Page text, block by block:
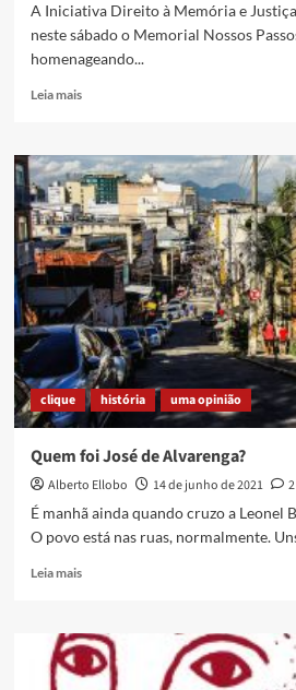
A Iniciativa Direito à Memória e
neste sábado o Memorial Nossos
homenageando...
Leia maisRead
Memorial
Nossos
Passos
Vêm
de
Longe
inaugurado
em
Caxias
nesse
sábado
clique história uma opinião
Quem foi José de Alvarenga?
Alberto Ellobo 14 de junho de 2021
2
É manhã ainda quando cruzo a Leonel
O povo está nas ruas, normalmente.
Leia maisRead
Quem
foi
José